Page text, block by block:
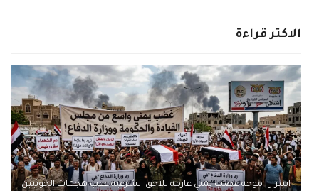
الاكثر قراءة
اسرار | موجة غضب يمني عارمة تلاحق الشرعية عقب هجمات الحوثيين